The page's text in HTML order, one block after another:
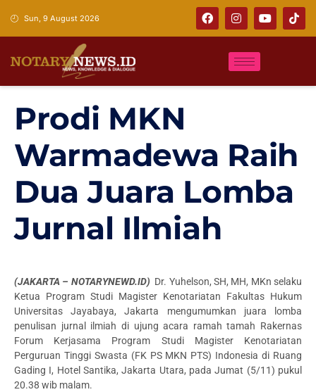
Sun, 9 August 2026
Prodi MKN
Warmadewa Raih
Dua Juara Lomba
Jurnal Ilmiah
(JAKARTA – NOTARYNEWD.ID) Dr. Yuhelson, SH, MH, MKn selaku
Ketua Program Studi Magister Kenotariatan Fakultas Hukum
Universitas Jayabaya, Jakarta mengumumkan juara lomba
penulisan jurnal ilmiah di ujung acara ramah tamah Rakernas
Forum Kerjasama Program Studi Magister Kenotariatan
Perguruan Tinggi Swasta (FK PS MKN PTS) Indonesia di Ruang
Gading I, Hotel Santika, Jakarta Utara, pada Jumat (5/11) pukul
20.38 wib malam.